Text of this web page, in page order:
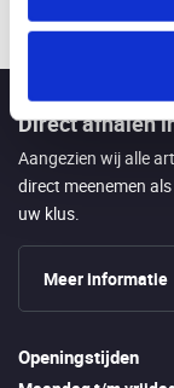
Direct afhalen
Aangezien wij alle
direct meenemen
uw klus.
Meer informatie
Openingstijden